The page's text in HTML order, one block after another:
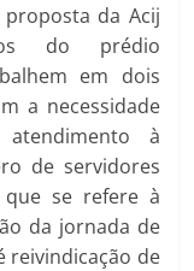
da Acij
do prédio
em dois
a necessidade
à
de servidores
se refere à
da jornada de
reivindicação de